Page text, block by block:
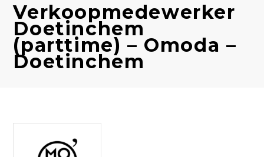
Verkoopmedewerker
Doetinchem
(parttime) – Omoda –
Doetinchem
Nieuwsbrief feed